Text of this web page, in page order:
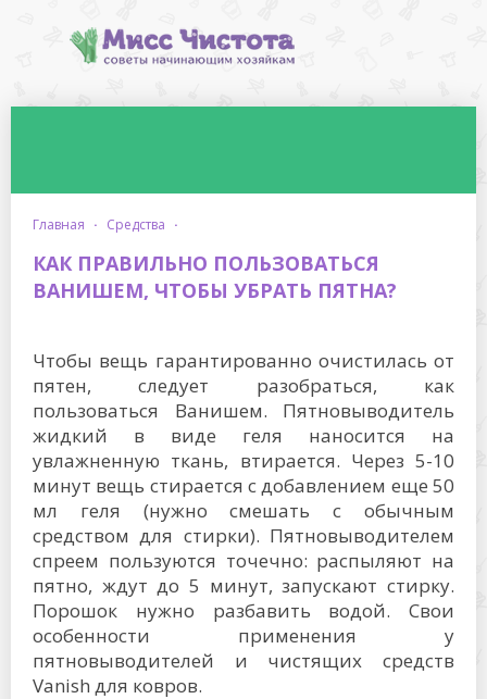
главная · средства ·
КАК ПРАВИЛЬНО ПОЛЬЗОВАТЬСЯ
ВАНИШЕМ, ЧТОБЫ УБРАТЬ ПЯТНА?
Чтобы вещь гарантированно очистилась от
пятен, следует разобраться, как
пользоваться Ванишем. Пятновыводитель
жидкий в виде геля наносится на
увлажненную ткань, втирается. Через 5-10
минут вещь стирается с добавлением еще 50
мл геля (нужно смешать с обычным
средством для стирки). Пятновыводителем
спреем пользуются точечно: распыляют на
пятно, ждут до 5 минут, запускают стирку.
Порошок нужно разбавить водой. Свои
особенности применения у
пятновыводителей и чистящих средств
Vanish для ковров.